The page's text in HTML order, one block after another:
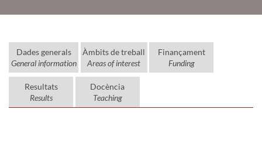
Dades generals
General information
Àmbits de treball
Areas of interest
Finançament
Funding
Resultats
Results
Docència
Teaching